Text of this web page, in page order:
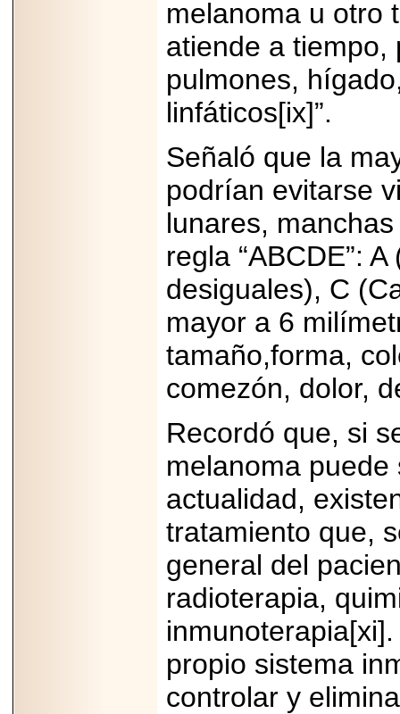
melanoma u otro
atiende a tiempo,
pulmones,
linfáticos[ix]”.
Señaló que la
podrían evitarse
lunares,
regla “ABCDE”:
desiguales), C
mayor a 6
tamaño,forma,
comezón, dolor,
Recordó que, si
melanoma puede
actualidad,
tratamiento que,
general del
radioterapia,
propio sistema
controlar y